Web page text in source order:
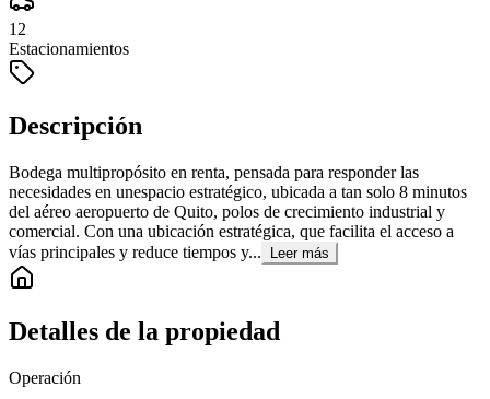
12
Estacionamientos
Descripción
Bodega multipropósito en renta, pensada para responder las
necesidades en unespacio estratégico, ubicada a tan solo 8 minutos
del aéreo aeropuerto de Quito, polos de crecimiento industrial y
comercial. Con una ubicación estratégica, que facilita el acceso a
vías principales y reduce tiempos y...
Leer más
Detalles de la propiedad
Operación